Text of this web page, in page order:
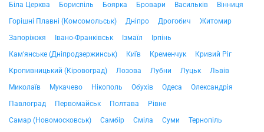
Біла Церква Бориспіль Боярка Бровари Васильків
Вінниця
Горішні Плавні (Комсомольськ)
Дніпро Дрогобич
Житомир
Запоріжжя
Івано-Франківськ Ізмаїл
Ірпінь
Кам'янське (Дніпродзержинськ)
Київ Кременчук
Кривий Ріг
Кропивницький (Кіровоград)
Лозова Лубни Луцьк
Львів
Миколаїв
Мукачево Нікополь Обухів Одеса
Олександрія
Павлоград
Первомайськ Полтава
Рівне
Самар (Новомосковськ)
Самбір Сміла Суми
Тернопіль